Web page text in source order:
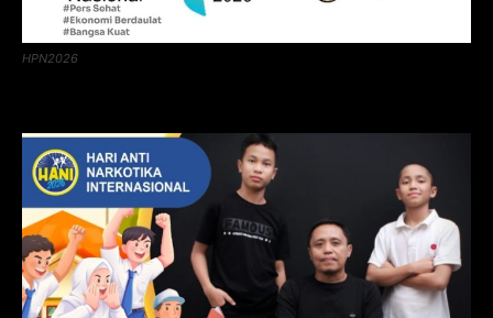
HPN2026